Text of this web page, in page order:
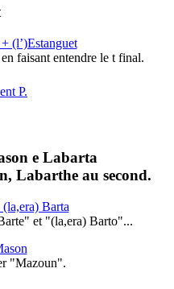
(l’)Estanguet
faisant entendre le t final.
P.
e Labarta
Labarthe au second.
Barta
et "(la,era) Barto"...
"Mazoun".